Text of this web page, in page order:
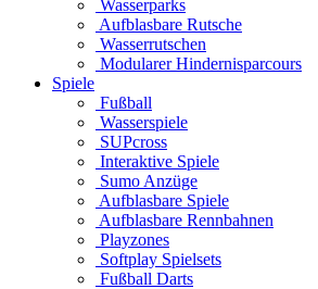
Wasserparks
Aufblasbare Rutsche
Wasserrutschen
Modularer Hindernisparcours
Spiele
Fußball
Wasserspiele
SUPcross
Interaktive Spiele
Sumo Anzüge
Aufblasbare Spiele
Aufblasbare Rennbahnen
Playzones
Softplay Spielsets
Fußball Darts